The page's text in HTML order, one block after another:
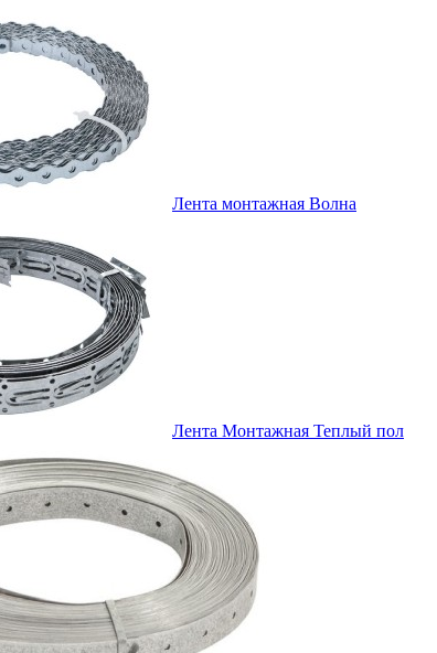
Лента монтажная Волна
Лента Монтажная Теплый пол